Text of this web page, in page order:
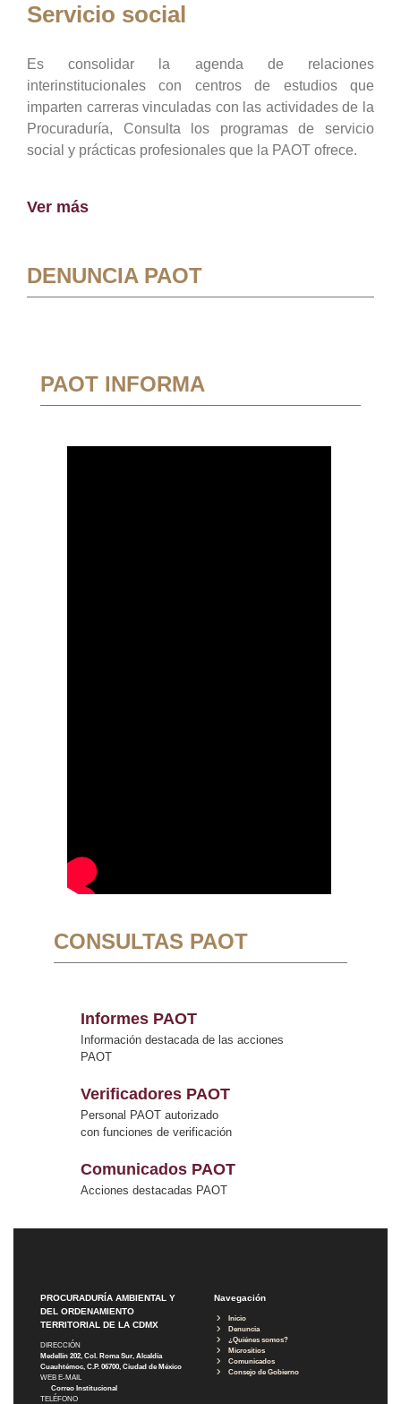
Servicio social
Es consolidar la agenda de relaciones
interinstitucionales con centros de estudios que
imparten carreras vinculadas con las actividades de la
Procuraduría, Consulta los programas de servicio
social y prácticas profesionales que la PAOT ofrece.
Ver más
DENUNCIA PAOT
PAOT INFORMA
CONSULTAS PAOT
Informes PAOT
Información destacada de las acciones
PAOT
Verificadores PAOT
Personal PAOT autorizado
con funciones de verificación
Comunicados PAOT
Acciones destacadas PAOT
PROCURADURÍA AMBIENTAL Y
DEL ORDENAMIENTO
TERRITORIAL DE LA CDMX
DIRECCIÓN
Medellín 202, Col. Roma Sur, Alcaldía
Cuauhtémoc, C.P. 06700, Ciudad de México
WEB E-MAIL
Correo Institucional
TELÉFONO
Navegación
Inicio
Denuncia
¿Quiénes somos?
Micrositios
Comunicados
Consejo de Gobierno